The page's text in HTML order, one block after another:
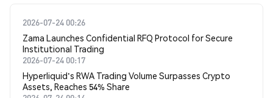
2026-07-24 00:26
Zama Launches Confidential RFQ Protocol for Secure
Institutional Trading
2026-07-24 00:17
Hyperliquid's RWA Trading Volume Surpasses Crypto
Assets, Reaches 54% Share